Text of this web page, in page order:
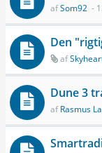
afSom92 -
Den
af
Dune 3
afRasmus